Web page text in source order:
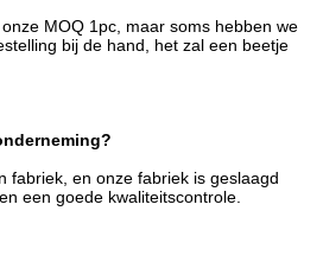
MOQ 1pc, maar soms hebben we
bij de hand, het zal een beetje
fabriek, en onze fabriek is geslaagd
een goede kwaliteitscontrole.